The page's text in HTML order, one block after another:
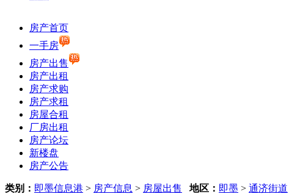
房产首页
一手房
房产出售
房产出租
房产求购
房产求租
房屋合租
厂房出租
房产论坛
新楼盘
房产公告
类别： 即墨信息港 > 房产信息 > 房屋出售 地区： 即墨 > 通济街道